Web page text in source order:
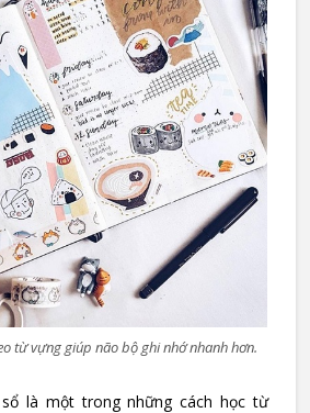
từ vựng giúp não bộ ghi nhớ nhanh hơn.
là một trong những cách học từ